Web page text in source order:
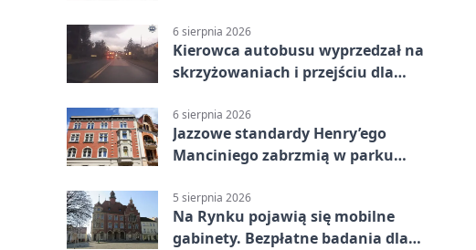
6 sierpnia 2026
Kierowca autobusu wyprzedzał na
skrzyżowaniach i przejściu dla
6 sierpnia 2026
Jazzowe standardy Henry’ego
Manciniego zabrzmią w parku
5 sierpnia 2026
Na Rynku pojawią się mobilne
gabinety. Bezpłatne badania dla